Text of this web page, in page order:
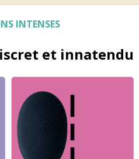
INTENSES
et innatendu